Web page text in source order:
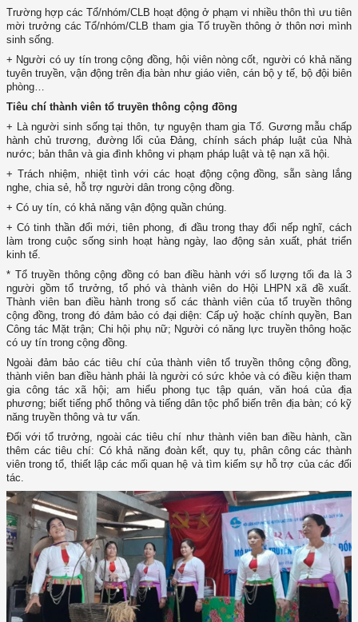
Trường hợp các Tổ/nhóm/CLB hoạt động ở phạm vi nhiều thôn thì ưu tiên
mời trưởng các Tổ/nhóm/CLB tham gia Tổ truyền thông ở thôn nơi mình
sinh sống.
+ Người có uy tín trong cộng đồng, hội viên nòng cốt, người có khả năng
tuyên truyền, vận động trên địa bàn như giáo viên, cán bộ y tế, bộ đội biên
phòng…
Tiêu chí thành viên tổ truyền thông cộng đồng
+ Là người sinh sống tại thôn, tự nguyện tham gia Tổ. Gương mẫu chấp
hành chủ trương, đường lối của Đảng, chính sách pháp luật của Nhà
nước; bản thân và gia đình không vi phạm pháp luật và tệ nạn xã hội.
+ Trách nhiệm, nhiệt tình với các hoạt động cộng đồng, sẵn sàng lắng
nghe, chia sẻ, hỗ trợ người dân trong cộng đồng.
+ Có uy tín, có khả năng vận động quần chúng.
+ Có tinh thần đổi mới, tiên phong, đi đầu trong thay đổi nếp nghĩ, cách
làm trong cuộc sống sinh hoạt hàng ngày, lao động sản xuất, phát triển
kinh tế.
* Tổ truyền thông cộng đồng có ban điều hành với số lượng tối đa là 3
người gồm tổ trưởng, tổ phó và thành viên do Hội LHPN xã đề xuất.
Thành viên ban điều hành trong số các thành viên của tổ truyền thông
cộng đồng, trong đó đảm bảo có đại diện: Cấp uỷ hoặc chính quyền, Ban
Công tác Mặt trận; Chi hội phụ nữ; Người có năng lực truyền thông hoặc
có uy tín trong cộng đồng.
Ngoài đảm bảo các tiêu chí của thành viên tổ truyền thông cộng đồng,
thành viên ban điều hành phải là người có sức khỏe và có điều kiện tham
gia công tác xã hội; am hiểu phong tục tập quán, văn hoá của địa
phương; biết tiếng phổ thông và tiếng dân tộc phổ biến trên địa bàn; có kỹ
năng truyền thông và tư vấn.
Đối với tổ trưởng, ngoài các tiêu chí như thành viên ban điều hành, cần
thêm các tiêu chí: Có khả năng đoàn kết, quy tụ, phân công các thành
viên trong tổ, thiết lập các mối quan hệ và tìm kiếm sự hỗ trợ của các đối
tác.